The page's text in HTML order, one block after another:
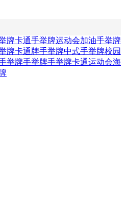
牌卡通手举牌运动会加油手举牌
牌卡通牌手举牌中式手举牌校园
举牌手举牌手举牌卡通运动会海